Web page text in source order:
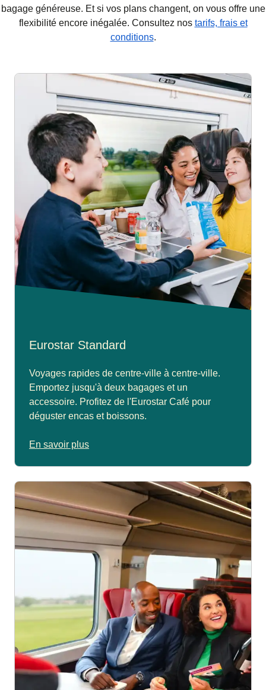
bagage généreuse. Et si vos plans changent, on vous offre une
flexibilité encore inégalée. Consultez nos tarifs, frais et
conditions.
Eurostar Standard
Voyages rapides de centre-ville à centre-ville.
Emportez jusqu'à deux bagages et un
accessoire. Profitez de l'Eurostar Café pour
déguster encas et boissons.
En savoir plus